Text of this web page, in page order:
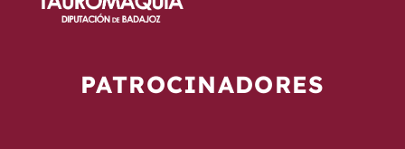
PATROCINADORES